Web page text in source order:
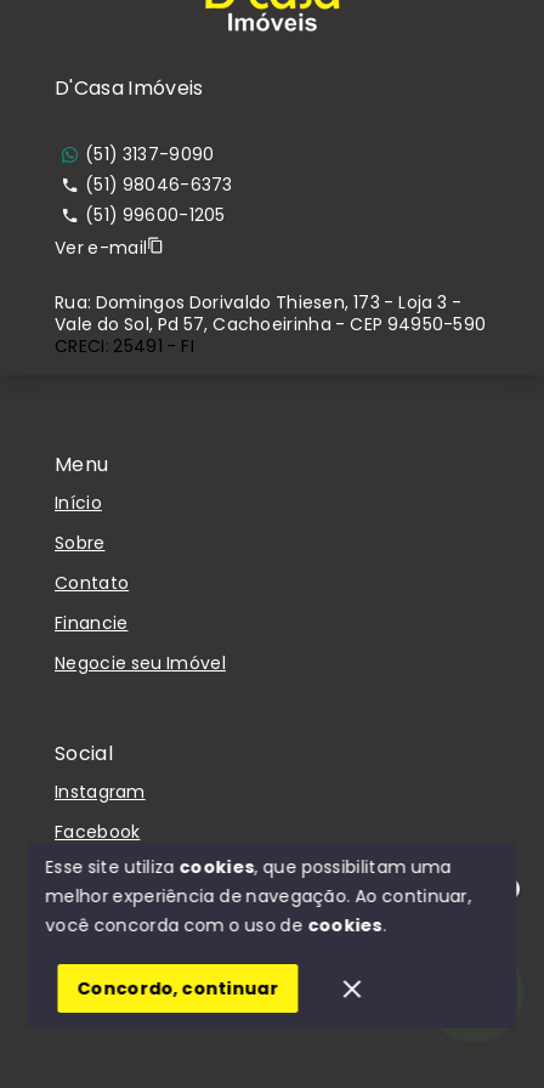
Olá! Estamos disponíveis para te ajudar.
Menu
Início
Sobre
Contato
Financie
Negocie seu Imóvel
Social
Instagram
Facebook
© Copyright 2026 - D'Casa Imóveis - Todos os
SITE PARA IMOBILIARIA
D'Casa Imóveis
(51) 3137-9090
(51) 98046-6373
(51) 99600-1205
Ver e-mail
Rua: Domingos Dorivaldo Thiesen, 173 - Loja 3 -
Vale do Sol, Pd 57, Cachoeirinha - CEP 94950-590
CRECI: 25491 - FI
Esse site utiliza cookies, que possibilitam uma
melhor experiência de navegação.Ao continuar,
você concorda com o uso de cookies.
Concordo, continuar